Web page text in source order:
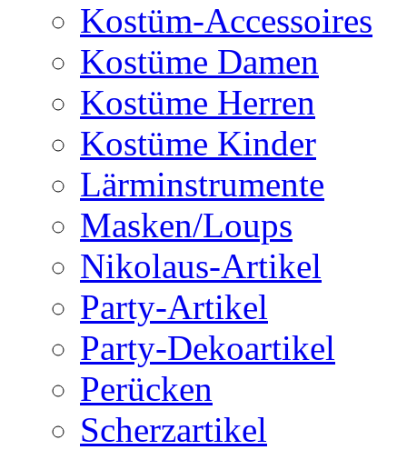
Kostüm-Accessoires
Kostüme Damen
Kostüme Herren
Kostüme Kinder
Lärminstrumente
Masken/Loups
Nikolaus-Artikel
Party-Artikel
Party-Dekoartikel
Perücken
Scherzartikel